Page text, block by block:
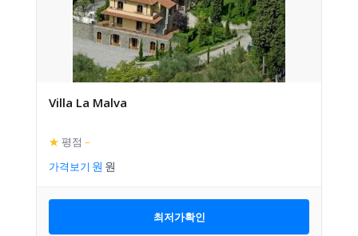
Villa La Malva
★ 평점 –
가격보기
최저가확인